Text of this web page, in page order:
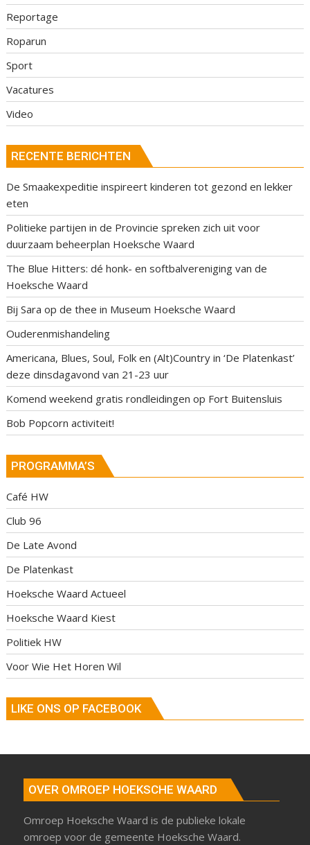
Reportage
Roparun
Sport
Vacatures
Video
RECENTE BERICHTEN
De Smaakexpeditie inspireert kinderen tot gezond en lekker
eten
Politieke partijen in de Provincie spreken zich uit voor
duurzaam beheerplan Hoeksche Waard
The Blue Hitters: dé honk- en softbalvereniging van de
Hoeksche Waard
Bij Sara op de thee in Museum Hoeksche Waard
Ouderenmishandeling
Americana, Blues, Soul, Folk en (Alt)Country in ‘De Platenkast’
deze dinsdagavond van 21-23 uur
Komend weekend gratis rondleidingen op Fort Buitensluis
Bob Popcorn activiteit!
PROGRAMMA’S
Café HW
Club 96
De Late Avond
De Platenkast
Hoeksche Waard Actueel
Hoeksche Waard Kiest
Politiek HW
Voor Wie Het Horen Wil
LIKE ONS OP FACEBOOK
OVER OMROEP HOEKSCHE WAARD
Omroep Hoeksche Waard is de publieke lokale
omroep voor de gemeente Hoeksche Waard.